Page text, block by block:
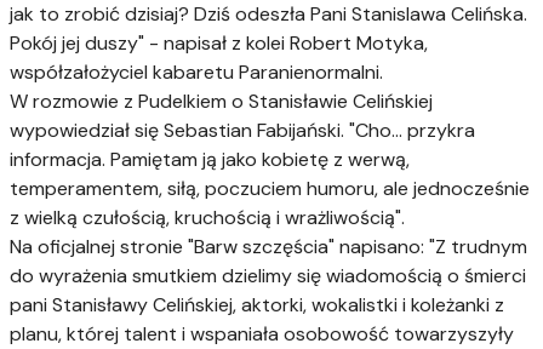
jak to zrobić dzisiaj? Dziś odeszła Pani Stanislawa Celińska.
Pokój jej duszy" - napisał z kolei Robert Motyka,
współzałożyciel kabaretu Paranienormalni.
W rozmowie z Pudelkiem o Stanisławie Celińskiej
wypowiedział się Sebastian Fabijański. "Cho... przykra
informacja. Pamiętam ją jako kobietę z werwą,
temperamentem, siłą, poczuciem humoru, ale jednocześnie
z wielką czułością, kruchością i wrażliwością".
Na oficjalnej stronie "Barw szczęścia" napisano: "Z trudnym
do wyrażenia smutkiem dzielimy się wiadomością o śmierci
pani Stanisławy Celińskiej, aktorki, wokalistki i koleżanki z
planu, której talent i wspaniała osobowość towarzyszyły